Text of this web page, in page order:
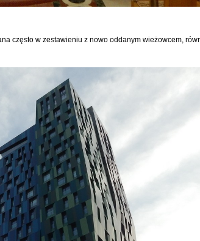
często w zestawieniu z nowo oddanym wieżowcem,